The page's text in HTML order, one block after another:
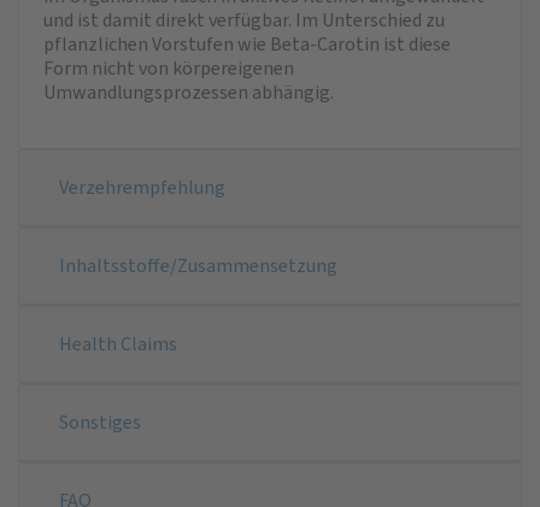
und ist damit direkt verfügbar. Im Unterschied zu
pflanzlichen Vorstufen wie Beta-Carotin ist diese
Form nicht von körpereigenen
Umwandlungsprozessen abhängig.
Verzehrempfehlung
Inhaltsstoffe/Zusammensetzung
Health Claims
Sonstiges
FAQ